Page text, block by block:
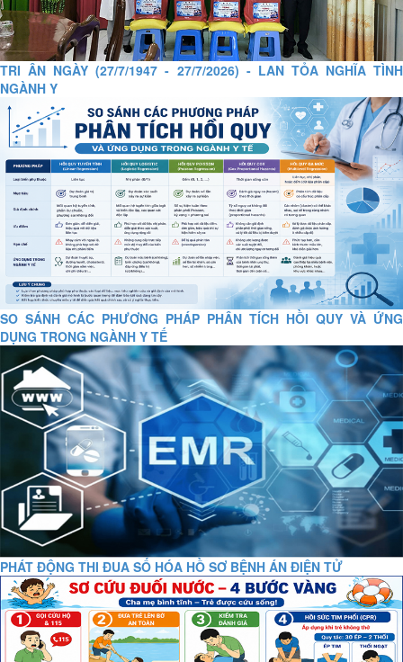
TRI ÂN NGÀY (27/7/1947 - 27/7/2026) - LAN TỎA NGHĨA TÌNH
NGÀNH Y
SO SÁNH CÁC PHƯƠNG PHÁP PHÂN TÍCH HỒI QUY VÀ ỨNG
DỤNG TRONG NGÀNH Y TẾ
PHÁT ĐỘNG THI ĐUA SỐ HÓA HỒ SƠ BỆNH ÁN ĐIỆN TỬ